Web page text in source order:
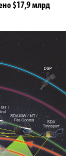
$17,9 млрд